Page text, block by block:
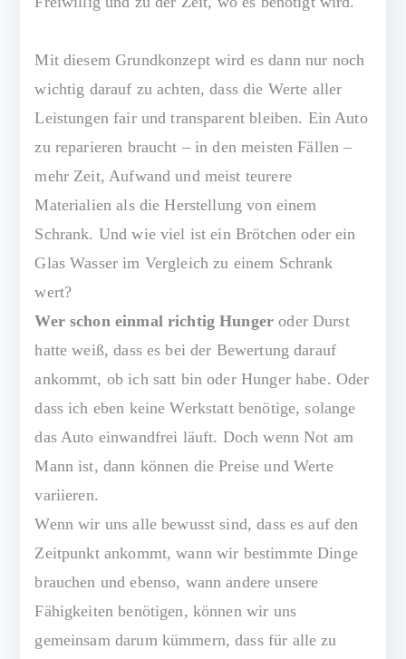
Mit diesem Grundkonzept wird es dann nur noch
wichtig darauf zu achten, dass die Werte aller
Leistungen fair und transparent bleiben. Ein Auto
zu reparieren braucht – in den meisten Fällen –
mehr Zeit, Aufwand und meist teurere
Materialien als die Herstellung von einem
Schrank. Und wie viel ist ein Brötchen oder ein
Glas Wasser im Vergleich zu einem Schrank
wert?
Wer schon einmal richtig Hunger oder Durst
hatte weiß, dass es bei der Bewertung darauf
ankommt, ob ich satt bin oder Hunger habe. Oder
dass ich eben keine Werkstatt benötige, solange
das Auto einwandfrei läuft. Doch wenn Not am
Mann ist, dann können die Preise und Werte
variieren.
Wenn wir uns alle bewusst sind, dass es auf den
Zeitpunkt ankommt, wann wir bestimmte Dinge
brauchen und ebenso, wann andere unsere
Fähigkeiten benötigen, können wir uns
gemeinsam darum kümmern, dass für alle zu